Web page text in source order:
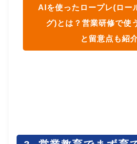
AIを使ったロープレ(ロー
グ)とは？営業研修で使
と留意点も紹